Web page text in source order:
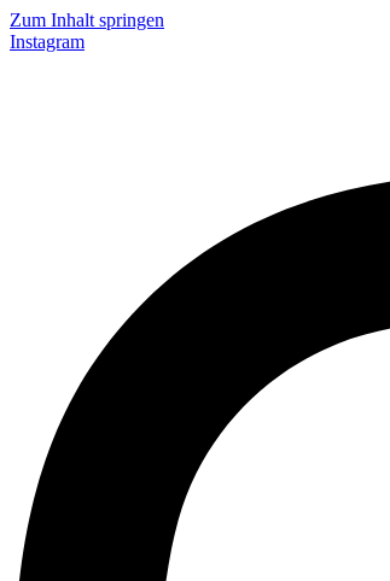
Zum Inhalt springen
Instagram